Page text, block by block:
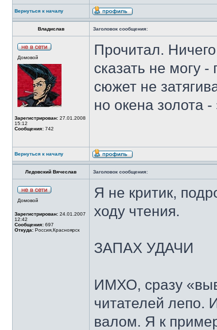
Вернуться к началу
Владислав Заголовок сообщения:
Домовой
Зарегистрирован: 27.01.2008
15:12
Сообщения: 742
Прочитал.
сказать не могу
сюжет не
но окена золота -
Вернуться к началу
Ледовский Вячеслав Заголовок сообщения:
Домовой
Зарегистрирован: 24.01.2007
12:42
Сообщения: 697
Откуда: Россия,Красноярск
Я не критик,
ходу чтения.
ЗАПАХ УДАЧИ
ИМХО, сразу
читателей лепо.
валом. Я к